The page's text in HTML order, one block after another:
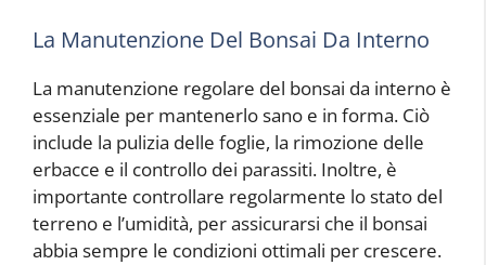
La Manutenzione Del Bonsai Da Interno
La manutenzione regolare del bonsai da interno è
essenziale per mantenerlo sano e in forma. Ciò
include la pulizia delle foglie, la rimozione delle
erbacce e il controllo dei parassiti. Inoltre, è
importante controllare regolarmente lo stato del
terreno e l’umidità, per assicurarsi che il bonsai
abbia sempre le condizioni ottimali per crescere.